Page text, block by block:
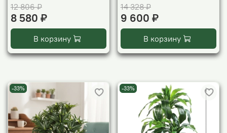
12 806 ₽
8 580 ₽
В корзину
14 328 ₽
9 600 ₽
В корзину
-33% -33%